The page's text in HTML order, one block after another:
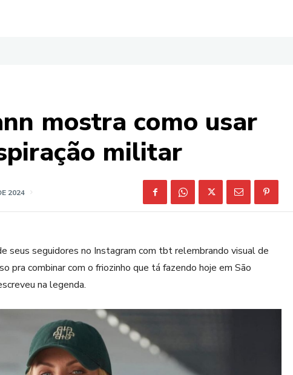
mostra como usar
militar
2024
seus seguidores no Instagram com tbt relembrando visual de
pra combinar com o friozinho que tá fazendo hoje em São
na legenda.